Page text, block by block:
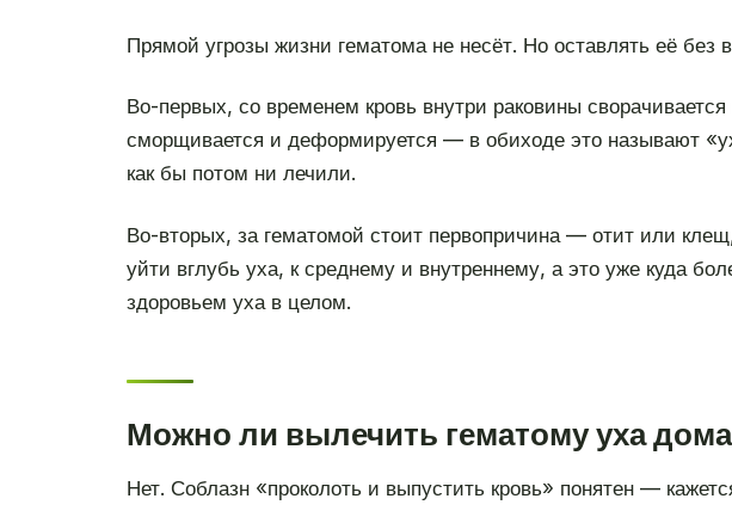
Прямой угрозы жизни гематома не несёт. Но оставлять её без
Во-первых, со временем кровь внутри раковины
сморщивается и деформируется — в обиходе это называют
как бы потом ни лечили.
Во-вторых, за гематомой стоит первопричина — отит или
уйти вглубь уха, к среднему и внутреннему, а это уже куда
здоровьем уха в целом.
Можно ли вылечить гематому уха дома
Нет. Соблазн «проколоть и выпустить кровь» понятен —